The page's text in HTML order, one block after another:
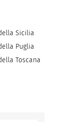
Sicilia
Puglia
Toscana